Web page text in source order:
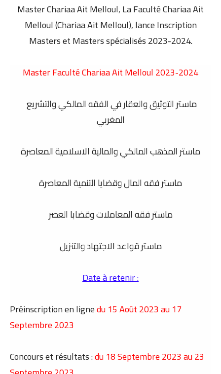
Master Chariaa Ait Melloul,La Faculté Chariaa Ait
Melloul (Chariaa Ait Melloul), lance Inscription
Masters et Masters spécialisés 2023-2024.
Master Faculté Chariaa Ait Melloul 2023-2024
المغربي
ماستر المذهب المالكي والمالية الاسلامية المعاصرة
ماستر فقه المال وقضايا التنمية المعاصرة
ماستر فقه المعاملات وقضابا العصر
ماستر قواعد الاجتهاد والتنزيل
Date à retenir :
Préinscription en lignedu15 Août 2023 au 17
Septembre 2023
Concours et résultats :du18 Septembre 2023 au 23